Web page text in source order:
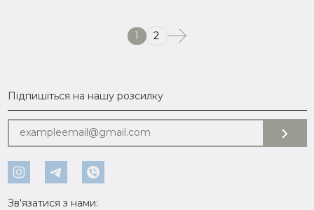
1 2
Зв'язатися з нами:
Підпишіться на нашу розсилку